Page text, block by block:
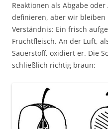
Reaktionen als Abgabe
definieren, aber wir
Verständnis: Ein frisch
Fruchtfleisch. An der Luft,
Sauerstoff, oxidiert er. Die
schließlich richtig braun: